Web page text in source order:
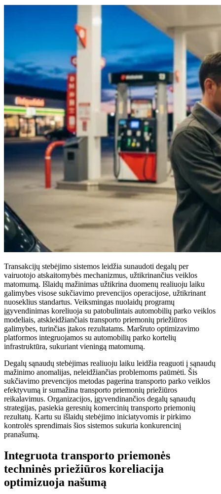
Transakcijų stebėjimo sistemos leidžia sunaudoti degalų per
vairuotojo atskaitomybės mechanizmus, užtikrinančius veiklos
matomumą. Išlaidų mažinimas užtikrina duomenų realiuoju laiku
galimybes visose sukčiavimo prevencijos operacijose, užtikrinant
nuoseklius standartus. Veiksmingas nuolaidų programų
įgyvendinimas koreliuoja su patobulintais automobilių parko veiklos
modeliais, atskleidžiančiais transporto priemonių priežiūros
galimybes, turinčias įtakos rezultatams. Maršruto optimizavimo
platformos integruojamos su automobilių parko kortelių
infrastruktūra, sukuriant vieningą matomumą.
Degalų sąnaudų stebėjimas realiuoju laiku leidžia reaguoti į sąnaudų
mažinimo anomalijas, neleidžiančias problemoms paūmėti. Šis
sukčiavimo prevencijos metodas pagerina transporto parko veiklos
efektyvumą ir sumažina transporto priemonių priežiūros
reikalavimus. Organizacijos, įgyvendinančios degalų sąnaudų
strategijas, pasiekia geresnių komercinių transporto priemonių
rezultatų. Kartu su išlaidų stebėjimo iniciatyvomis ir pirkimo
kontrolės sprendimais šios sistemos sukuria konkurencinį
pranašumą.
Integruota transporto priemonės
techninės priežiūros koreliacija
optimizuoja našumą